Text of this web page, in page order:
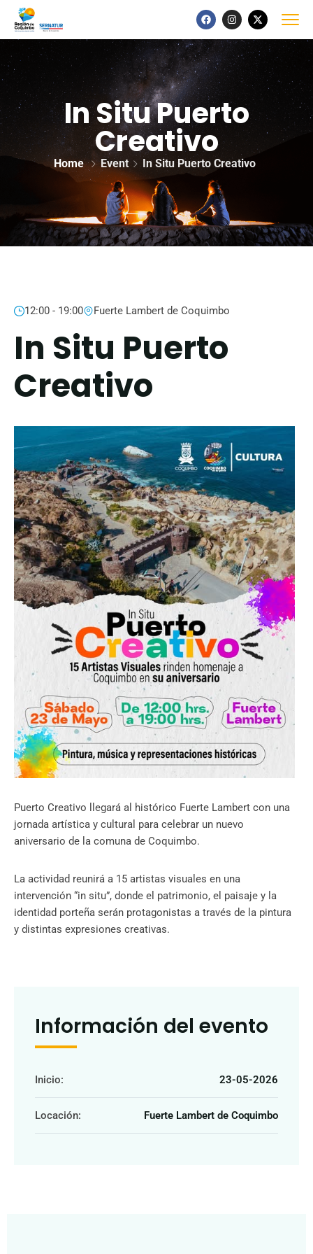
In Situ Puerto
Creativo
Home Event In Situ Puerto Creativo
12:00 - 19:00 Fuerte Lambert de Coquimbo
In Situ Puerto
Creativo
Puerto Creativo llegará al histórico Fuerte Lambert con una
jornada artística y cultural para celebrar un nuevo
aniversario de la comuna de Coquimbo.
La actividad reunirá a 15 artistas visuales en una
intervención “in situ”, donde el patrimonio, el paisaje y la
identidad porteña serán protagonistas a través de la pintura
y distintas expresiones creativas.
Información del evento
Inicio: 23-05-2026
Locación: Fuerte Lambert de Coquimbo